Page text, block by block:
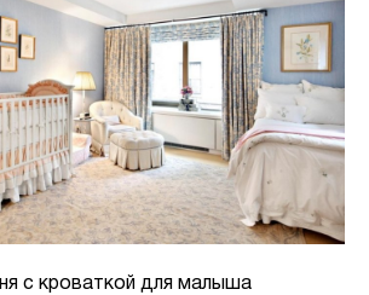
с кроваткой для малыша